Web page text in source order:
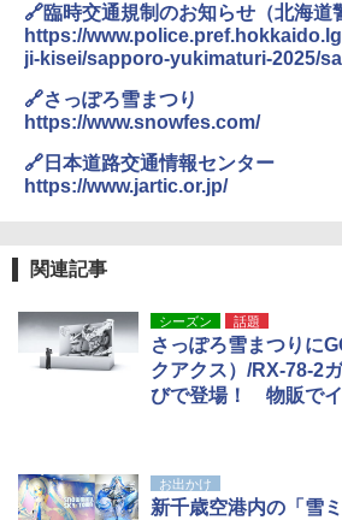
熊撃退スプレー 熊よ
【日本企業販売】超
0ml（連続噴射30秒
秒）射程5～10m 安
付き ヒグマ・イノシ
関の購入実績 登山・
防災用品 長期保存可
送
￥3,680
コンパクト
￥3,080
🔗臨時交通規制のお知らせ（北海道
https://
ji-kisei/sapporo-yukimaturi-2025/
🔗さっぽろ雪まつり
https://www.snowfes.com/
🔗日本道路交通情報センター
https://www.jartic.or.jp/
関連記事
シーズン 話題
さっぽろ雪まつりに
クアクス）/RX-78-2
びで登場！ 物販で
お出かけ
新千歳空港内の「雪